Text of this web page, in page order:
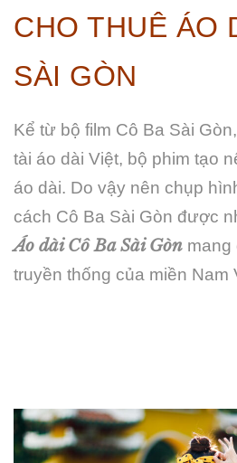
CHO THUÊ ÁO
SÀI GÒN
Kể từ bộ film Cô Ba Sài
tài áo dài Việt, bộ phim tạo
áo dài. Do vậy nên chụp
cách Cô Ba Sài Gòn được
Áo dài Cô Ba Sài Gòn
truyền thống của miền Nam